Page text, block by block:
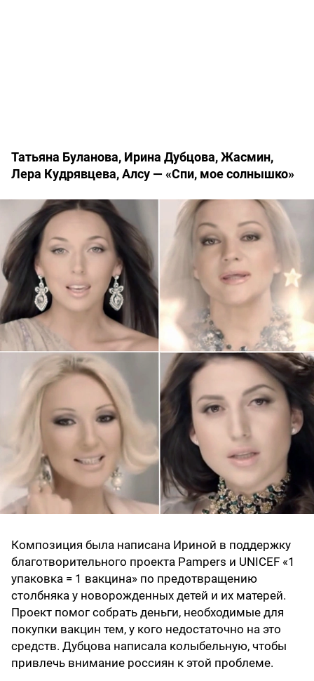
Татьяна Буланова, Ирина Дубцова, Жасмин,
Лера Кудрявцева, Алсу — «Спи, мое солнышко»
Композиция была написана Ириной в поддержку
благотворительного проекта Pampers и UNICEF «1
упаковка = 1 вакцина» по предотвращению
столбняка у новорожденных детей и их матерей.
Проект помог собрать деньги, необходимые для
покупки вакцин тем, у кого недостаточно на это
средств. Дубцова написала колыбельную, чтобы
привлечь внимание россиян к этой проблеме.